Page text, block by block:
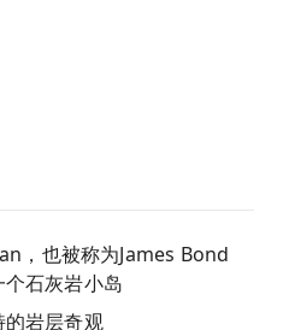
，也被称为James Bond
石灰岩小岛
岩层奇观